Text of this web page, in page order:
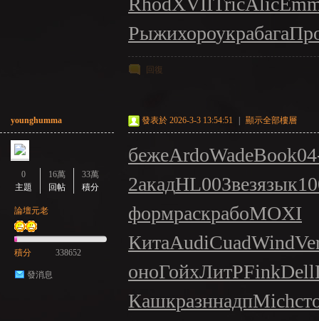
Рыжихороукрабага
回復
younghumma
0
主題
16萬
回帖
33萬
積分
論壇元老
積分 338652
發消息
發表於 2026-3-3 13:54:51 顯示全部樓層
бежеArdoWadeBook
2акадHL00Звезязык
формраскрабоMOXI
КитаAudiCuadWind
оноГойхЛитРFinkDell
КашкразннадпMich